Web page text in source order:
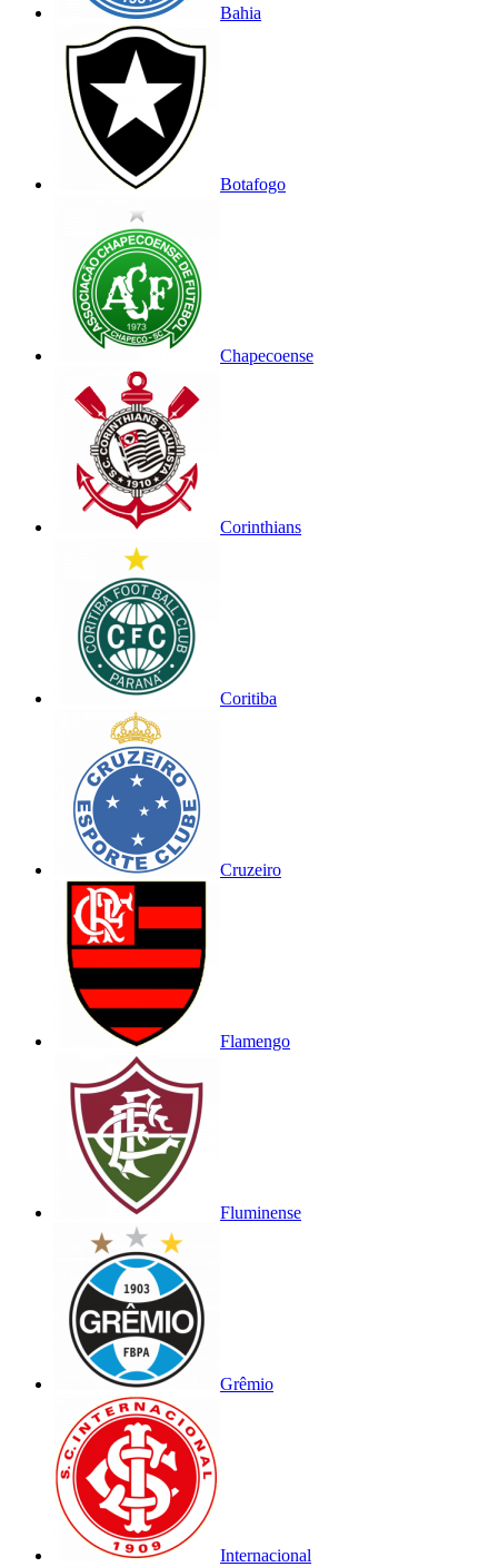
Bahia
Botafogo
Chapecoense
Corinthians
Coritiba
Cruzeiro
Flamengo
Fluminense
Grêmio
Internacional